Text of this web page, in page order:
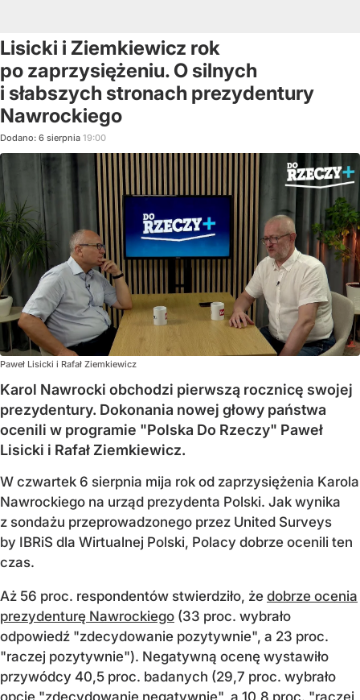
Lisicki i Ziemkiewicz rok
po zaprzysiężeniu. O silnych
i słabszych stronach prezydentury
Nawrockiego
Dodano: 6 sierpnia 19:00
Paweł Lisicki i Rafał Ziemkiewicz
Karol Nawrocki obchodzi pierwszą rocznicę swojej
prezydentury. Dokonania nowej głowy państwa
ocenili w programie "Polska Do Rzeczy" Paweł
Lisicki i Rafał Ziemkiewicz.
W czwartek 6 sierpnia mija rok od zaprzysiężenia Karola
Nawrockiego na urząd prezydenta Polski. Jak wynika
z sondażu przeprowadzonego przez United Surveys
by IBRiS dla Wirtualnej Polski, Polacy dobrze ocenili ten
czas.
Aż 56 proc. respondentów stwierdziło, że dobrze ocenia
prezydenturę Nawrockiego (33 proc. wybrało
odpowiedź "zdecydowanie pozytywnie", a 23 proc.
"raczej pozytywnie"). Negatywną ocenę wystawiło
przywódcy 40,5 proc. badanych (29,7 proc. wybrało
opcję "zdecydowanie negatywnie", a 10,8 proc. "raczej